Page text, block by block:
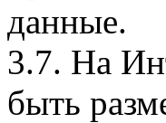
данные.
3.7. На
быть